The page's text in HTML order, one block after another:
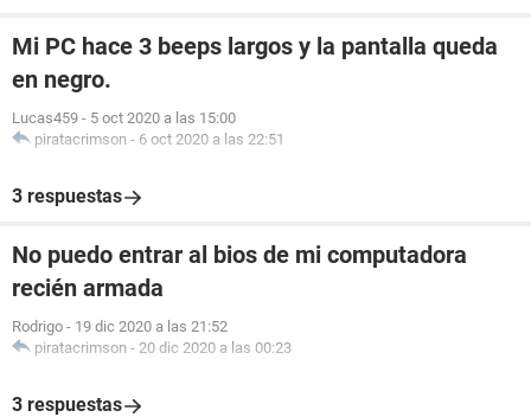
Mi PC hace 3 beeps largos y la pantalla queda
en negro.
Lucas459 - 5 oct 2020 a las 15:00
piratacrimson - 6 oct 2020 a las 22:51
3 respuestas
No puedo entrar al bios de mi computadora
recién armada
Rodrigo - 19 dic 2020 a las 21:52
piratacrimson - 20 dic 2020 a las 00:23
3 respuestas